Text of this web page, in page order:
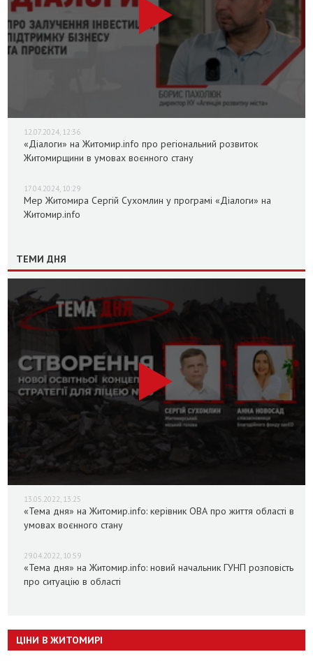
12.07.2024, 12:36
«Діалоги» на Житомир.info про регіональний розвиток
Житомирщини в умовах воєнного стану
17.04.2024, 10:29
Мер Житомира Сергій Сухомлин у програмі «Діалоги» на
Житомир.info
ТЕМИ ДНЯ
13.05.2022, 13:25
«Тема дня» на Житомир.info: керівник ОВА про життя області в
умовах воєнного стану
29.04.2022, 10:59
«Тема дня» на Житомир.info: новий начальник ГУНП розповість
про ситуацію в області
ЦІНИ В ЖИТОМИРІ